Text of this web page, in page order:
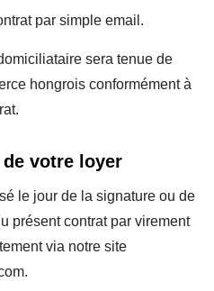
par simple email.
sera tenue de
hongrois conformément à
votre loyer
le jour de la signature ou de
présent contrat par virement
via notre site